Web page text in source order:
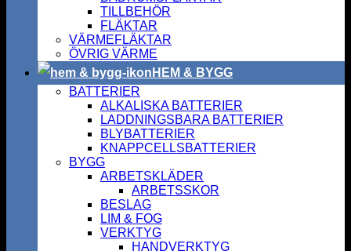
TILLBEHÖR
FLÄKTAR
VÄRMEFLÄKTAR
ÖVRIG VÄRME
HEM & BYGG
BATTERIER
ALKALISKA BATTERIER
LADDNINGSBARA BATTERIER
BLYBATTERIER
KNAPPCELLSBATTERIER
BYGG
ARBETSKLÄDER
ARBETSSKOR
BESLAG
LIM & FOG
VERKTYG
HANDVERKTYG